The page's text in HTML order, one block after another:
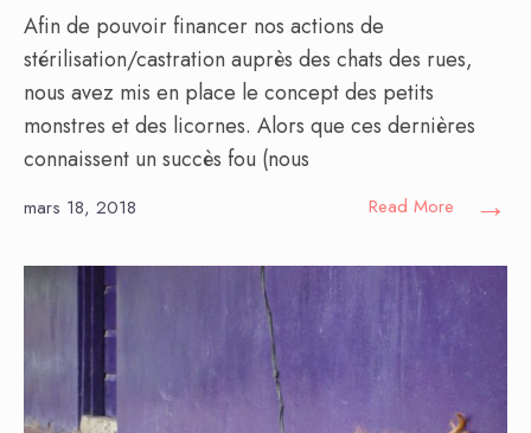
Afin de pouvoir financer nos actions de
stérilisation/castration auprès des chats des rues,
nous avez mis en place le concept des petits
monstres et des licornes. Alors que ces dernières
connaissent un succès fou (nous
mars 18, 2018 Read More →